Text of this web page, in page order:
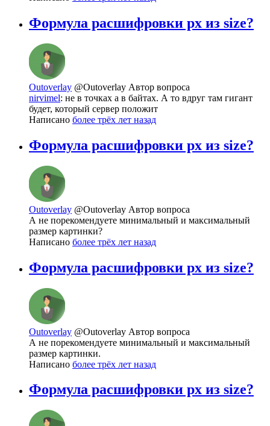
Формула расшифровки px из size?
Outoverlay @Outoverlay Автор вопроса
nirvimel: не в точках а в байтах. А то вдруг там гигант
будет, который сервер положит
Написано более трёх лет назад
Формула расшифровки px из size?
Outoverlay @Outoverlay Автор вопроса
А не порекомендуете минимальный и максимальный
размер картинки?
Написано более трёх лет назад
Формула расшифровки px из size?
Outoverlay @Outoverlay Автор вопроса
А не порекомендуете минимальный и максимальный
размер картинки.
Написано более трёх лет назад
Формула расшифровки px из size?